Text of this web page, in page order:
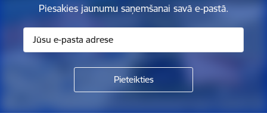
Piesakies jaunumu saņemšanai savā e-pastā.